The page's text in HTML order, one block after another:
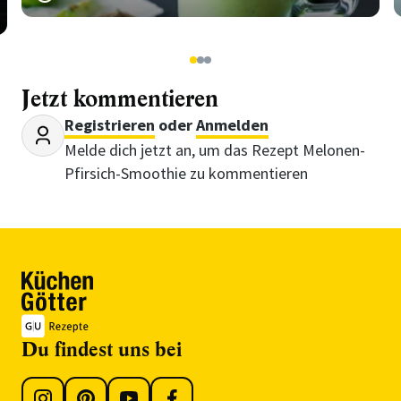
123
Jetzt kommentieren
Registrieren oderAnmelden
Melde dich jetzt an, um das Rezept Melonen-
Pfirsich-Smoothie zu kommentieren
Du findest uns bei